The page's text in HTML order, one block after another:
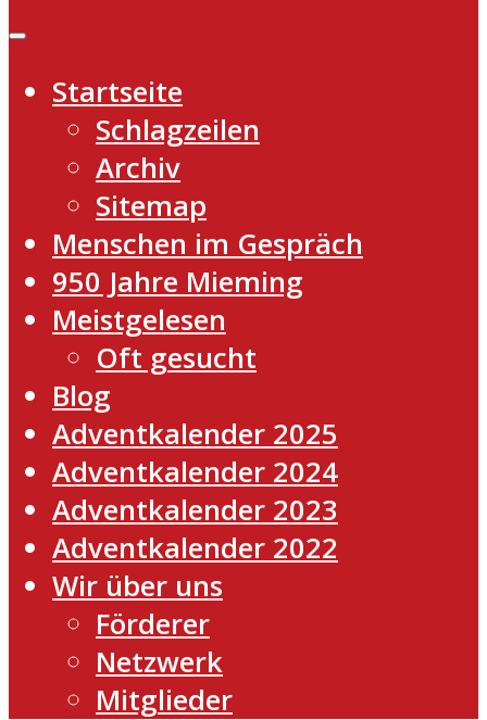
Startseite
Schlagzeilen
Archiv
Sitemap
Menschen im Gespräch
950 Jahre Mieming
Meistgelesen
Oft gesucht
Blog
Adventkalender 2025
Adventkalender 2024
Adventkalender 2023
Adventkalender 2022
Wir über uns
Förderer
Netzwerk
Mitglieder